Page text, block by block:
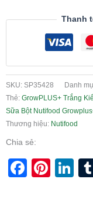
Thanh
SKU: SP35428 Danh
Thẻ: GrowPLUS+ Trắng
Sữa Bột Nutifood
Thương hiệu: Nutifood
Chia sẻ: